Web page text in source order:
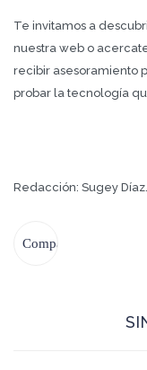
Te invitamos a
nuestra web o
recibir asesoramiento
probar la tecnología
Redacción: Sugey Díaz.